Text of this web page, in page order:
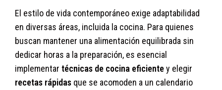
El estilo de vida contemporáneo exige adaptabilidad
en diversas áreas, incluida la cocina. Para quienes
buscan mantener una alimentación equilibrada sin
dedicar horas a la preparación, es esencial
implementar técnicas de cocina eficientey elegir
recetas rápidas que se acomoden a un calendario